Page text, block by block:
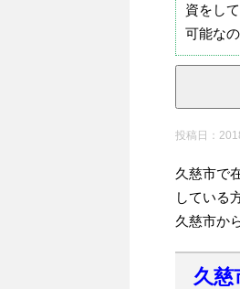
資をし
可能な
投稿日：
久慈市で
している
久慈市か
久慈